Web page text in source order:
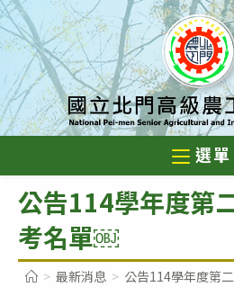
跳
轉
主
要
內
選單
公告114學年度第
考名單￼
> 最新消息 > 公告114學年度第